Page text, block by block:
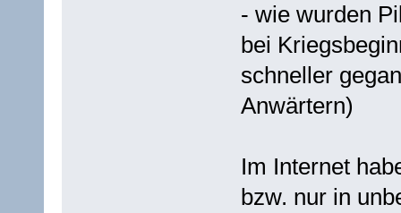
- wie wurden
bei
schneller
Anwärtern)
Im Internet
bzw. nur in